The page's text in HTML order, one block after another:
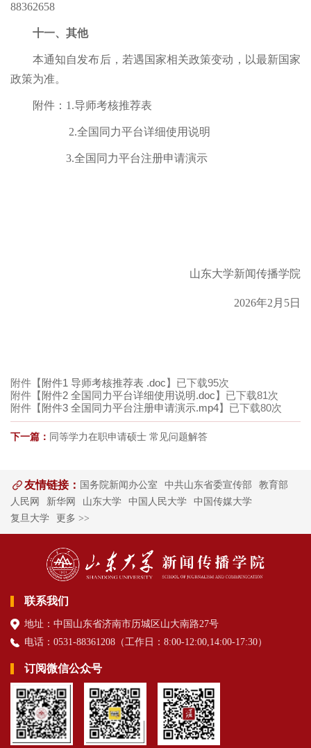
88362658
十一、其他
本通知自发布后，若遇国家相关政策变动，以最新国家
政策为准。
附件： 1.导师考核推荐表
2.全国同力平台详细使用说明
3.全国同力平台注册申请演示
山东大学新闻传播学院
2026年2 月 5日
附件【附件1 导师考核推荐表 .doc】已下载95次
附件【附件2 全国同力平台详细使用说明.doc】已下载81次
附件【附件3 全国同力平台注册申请演示.mp4】已下载80次
下一篇： 同等学力在职申请硕士 常见问题解答
友情链接： 国务院新闻办公室 中共山东省委宣传部
教育部
人民网
新华网 山东大学 中国人民大学
中国传媒大学
复旦大学
更多 >>
联系我们
地址：中国山东省济南市历城区山大南路27号
电话：0531-88361208（工作日 ：8:00-12:00,14:00-17:30）
订阅微信公众号